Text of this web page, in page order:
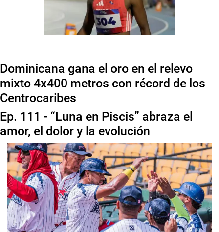
Dominicana gana el oro en el relevo
mixto 4x400 metros con récord de los
Centrocaribes
Ep. 111 - “Luna en Piscis” abraza el
amor, el dolor y la evolución